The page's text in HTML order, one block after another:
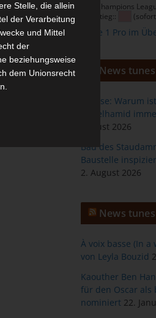
CAF Champions
| Abstieg::
Ligue 1 Pro im
News
Sousse: Warum
Abdelhamid
August 2026
Bau des
Baustelle
2. August 2026
News
À voix basse (In
von Leyla Bouzid
Kaouther Ben
für den Oscar
nominiert 22.
Stelle, die allein
der Verarbeitung
und Mittel
der
beziehungsweise
dem Unionsrecht
Behörde,